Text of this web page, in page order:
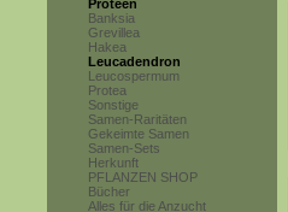
Proteen
Banksia
Grevillea
Hakea
Leucadendron
Leucospermum
Protea
Sonstige
Samen-Raritäten
Gekeimte Samen
Samen-Sets
Herkunft
PFLANZEN SHOP
Bücher
Alles für die Anzucht